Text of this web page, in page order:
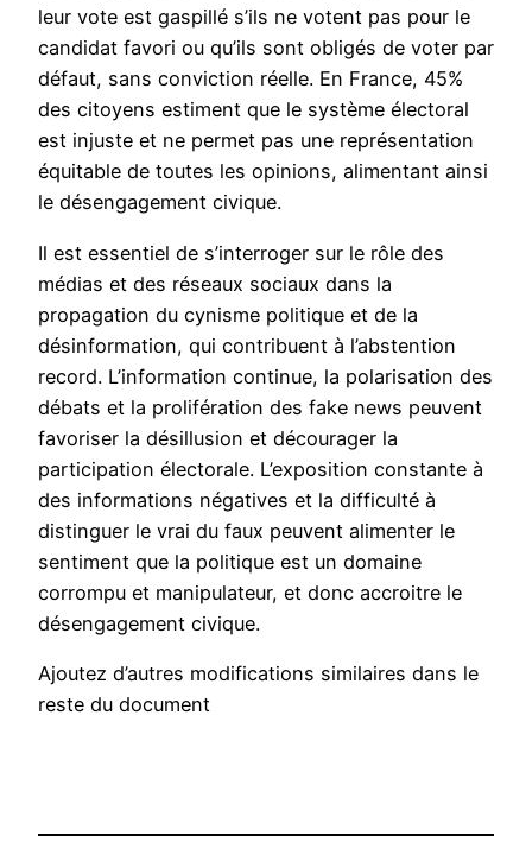
leur vote est gaspillé s’ils ne votent pas pour le
candidat favori ou qu’ils sont obligés de voter par
défaut, sans conviction réelle. En France, 45%
des citoyens estiment que le système électoral
est injuste et ne permet pas une représentation
équitable de toutes les opinions, alimentant ainsi
le désengagement civique.
Il est essentiel de s’interroger sur le rôle des
médias et des réseaux sociaux dans la
propagation du cynisme politique et de la
désinformation, qui contribuent à l’abstention
record. L’information continue, la polarisation des
débats et la prolifération des fake news peuvent
favoriser la désillusion et décourager la
participation électorale. L’exposition constante à
des informations négatives et la difficulté à
distinguer le vrai du faux peuvent alimenter le
sentiment que la politique est un domaine
corrompu et manipulateur, et donc accroitre le
désengagement civique.
Ajoutez d’autres modifications similaires dans le
reste du document